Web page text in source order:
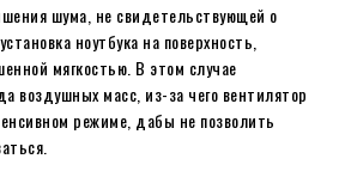
шума, не свидетельствующей о
ноутбука на поверхность,
мягкостью. В этом случае
воздушных масс, из-за чего вентилятор
режиме, дабы не позволить